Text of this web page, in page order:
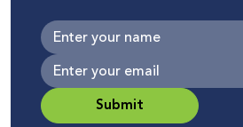
Submit